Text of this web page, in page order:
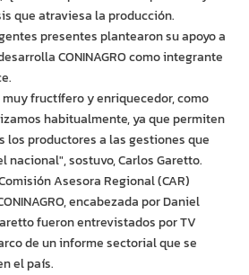
que atraviesa la producción.
presentes plantearon su apoyo a
CONINAGRO como integrante
fructífero y enriquecedor, como
habitualmente, ya que permiten
los productores a las gestiones que
nacional", sostuvo, Carlos Garetto.
Asesora Regional (CAR)
encabezada por Daniel
fueron entrevistados por TV
de un informe sectorial que se
el país.